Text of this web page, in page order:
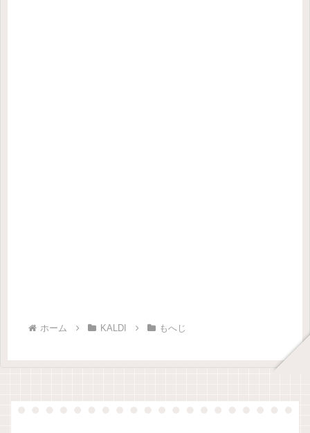
ホーム KALDI もへじ